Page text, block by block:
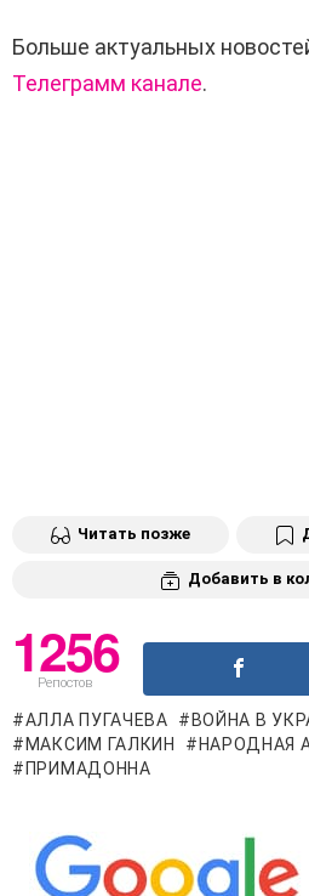
Больше актуальных
Телеграмм канале.
Читать позже
Добавить в
1256
Репостов
АЛЛА ПУГАЧЕВА
ВОЙНА В
МАКСИМ ГАЛКИН
НАРОДНАЯ
ПРИМАДОННА